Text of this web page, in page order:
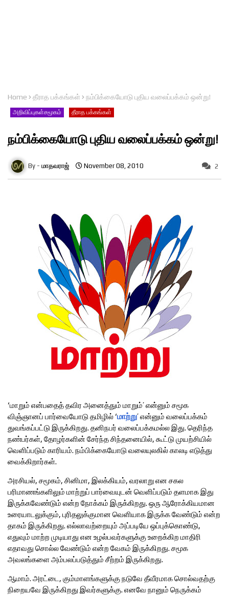
Home தீராத பக்கங்கள் நம்பிக்கையோடு புதிய வலைப்பக்கம் ஒன்று!
அறிவிப்புகள்சமூகம் தீராத பக்கங்கள்
நம்பிக்கையோடு புதிய வலைப்பக்கம் ஒன்று!
மாதவராஜ் November 08, 2010 2
‘மாறும் என்பதைத் தவிர அனைத்தும் மாறும்’ என்னும் சமூக
விஞ்ஞானப் பார்வையோடு தமிழில் ‘மாற்று’ என்னும் வலைப்பக்கம்
துவங்கப்பட்டு இருக்கிறது. தனிநபர் வலைப்பக்கமல்ல இது. தெரிந்த
நண்பர்கள், தோழர்களின் சேர்ந்த சிந்தனையில், கூட்டு முயற்சியில்
வெளிப்படும் காரியம். நம்பிக்கையோடு வலையுலகில் காலடி எடுத்து
வைக்கிறார்கள்.
அரசியல், சமூகம், சினிமா, இலக்கியம், வரலாறு என சகல
பரிமாணங்களிலும் மாற்றுப் பார்வையுடன் வெளிப்படும் தளமாக இது
இருக்கவேண்டும் என்ற நோக்கம் இருக்கிறது. ஒரு ஆரோக்கியமான
உரையாடலுக்கும், புரிதலுக்குமான வெளியாக இருக்க வேண்டும் என்ற
தாகம் இருக்கிறது. எல்லாவற்றையும் அப்படியே ஒப்புக்கொண்டு,
எதுவும் மாற்ற முடியாது என உழல்பவர்களுக்கு உறைக்கிற மாதிரி
எதாவது சொல்ல வேண்டும் என்ற வேகம் இருக்கிறது. சமூக
அவலங்களை அம்பலப்படுத்தும் சீற்றம் இருக்கிறது.
ஆமாம். அரட்டை, கும்மாளங்களுக்கு நடுவே தீவீரமாக சொல்வதற்கு
நிறையவே இருக்கிறது இவர்களுக்கு. எனவே நானும் நெருக்கம்